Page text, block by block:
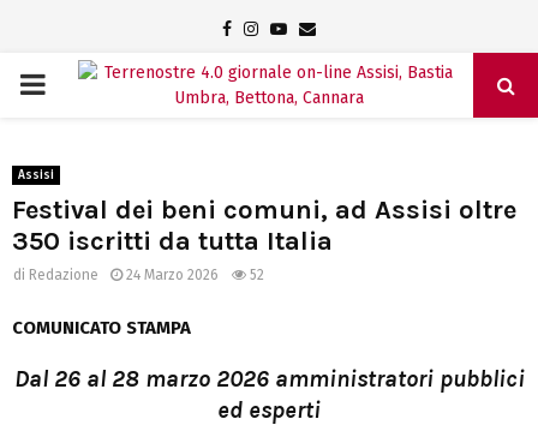
Facebook
Instagram
Youtube
Email
PRIMARY
Assisi
Festival dei beni comuni, ad Assisi oltre
350 iscritti da tutta Italia
di Redazione 24 Marzo 2026 52
COMUNICATO STAMPA
Dal 26 al 28 marzo 2026 amministratori pubblici
ed esperti